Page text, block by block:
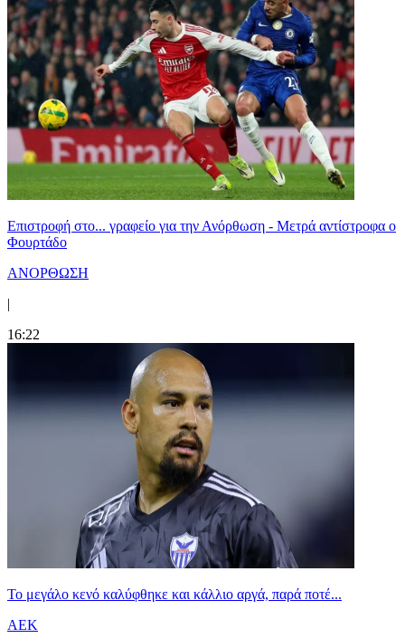
Επιστροφή στο... γραφείο για την Ανόρθωση - Μετρά αντίστροφα ο
Φουρτάδο
ΑΝΟΡΘΩΣΗ
|
16:22
Το μεγάλο κενό καλύφθηκε και κάλλιο αργά, παρά ποτέ...
ΑΕΚ